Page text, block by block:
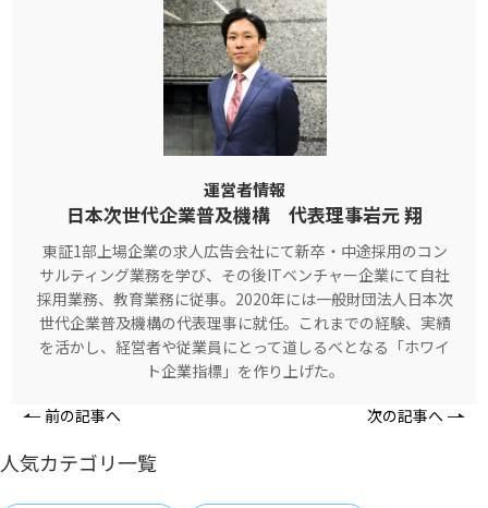
運営者情報
日本次世代企業普及機構 代表理事岩元 翔
東証1部上場企業の求人広告会社にて新卒・中途採用のコン
サルティング業務を学び、その後ITベンチャー企業にて自社
採用業務、教育業務に従事。2020年には一般財団法人日本次
世代企業普及機構の代表理事に就任。これまでの経験、実績
を活かし、経営者や従業員にとって道しるべとなる「ホワイ
ト企業指標」を作り上げた。
前の記事へ 次の記事へ
人気カテゴリ一覧